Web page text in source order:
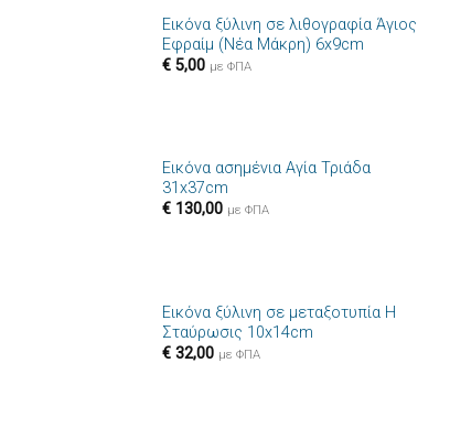
Εικόνα ξύλινη σε λιθογραφία Άγιος
Εφραίμ (Νέα Μάκρη) 6x9cm
€5,00 με ΦΠΑ
Πρόσθήκη
Εικόνα ασημένια Αγία Τριάδα
31x37cm
€130,00 με ΦΠΑ
Πρόσθήκη
Εικόνα ξύλινη σε μεταξοτυπία Η
Σταύρωσις 10x14cm
€32,00 με ΦΠΑ